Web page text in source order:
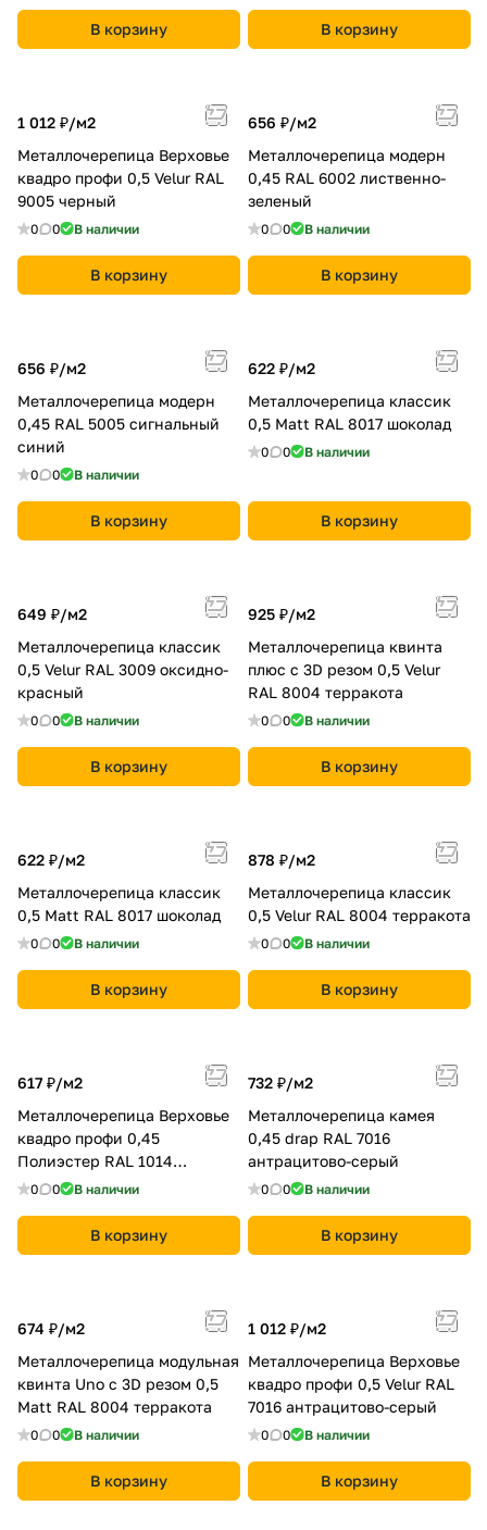
В корзину В корзину
1 012 ₽/м2
Металлочерепица Верховье
квадро профи 0,5 Velur RAL
9005 черный
0 0 В наличии
В корзину
656 ₽/м2
Металлочерепица модерн
0,45 RAL 6002 лиственно-
зеленый
0 0 В наличии
В корзину
656 ₽/м2
Металлочерепица модерн
0,45 RAL 5005 сигнальный
синий
0 0 В наличии
В корзину
622 ₽/м2
Металлочерепица классик
0,5 Мatt RAL 8017 шоколад
0 0 В наличии
В корзину
649 ₽/м2
Металлочерепица классик
0,5 Velur RAL 3009 оксидно-
красный
0 0 В наличии
В корзину
925 ₽/м2
Металлочерепица квинта
плюс c 3D резом 0,5 Velur
RAL 8004 терракота
0 0 В наличии
В корзину
622 ₽/м2
Металлочерепица классик
0,5 Мatt RAL 8017 шоколад
0 0 В наличии
В корзину
878 ₽/м2
Металлочерепица классик
0,5 Velur RAL 8004 терракота
0 0 В наличии
В корзину
617 ₽/м2
Металлочерепица Верховье
квадро профи 0,45
Полиэстер RAL 1014
слоновая кость
0 0 В наличии
В корзину
732 ₽/м2
Металлочерепица камея
0,45 drap RAL 7016
антрацитово-серый
0 0 В наличии
В корзину
674 ₽/м2
Металлочерепица модульная
квинта Uno c 3D резом 0,5
Мatt RAL 8004 терракота
0 0 В наличии
В корзину
1 012 ₽/м2
Металлочерепица Верховье
квадро профи 0,5 Velur RAL
7016 антрацитово-серый
0 0 В наличии
В корзину